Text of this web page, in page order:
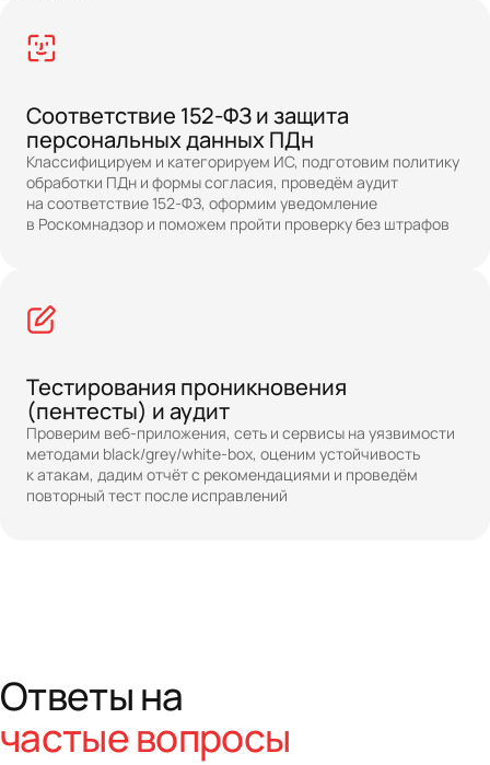
Соответствие 152-ФЗ и защита
персональных данных ПДн
Классифицируем и категорируем ИС, подготовим политику
обработки ПДн и формы согласия, проведём аудит
на соответствие 152-ФЗ, оформим уведомление
в Роскомнадзор и поможем пройти проверку без штрафов
Тестирования проникновения
(пентесты) и аудит
Проверим веб-приложения, сеть и сервисы на уязвимости
методами black/grey/white-box, оценим устойчивость
к атакам, дадим отчёт с рекомендациями и проведём
повторный тест после исправлений
Ответы на
частые вопросы